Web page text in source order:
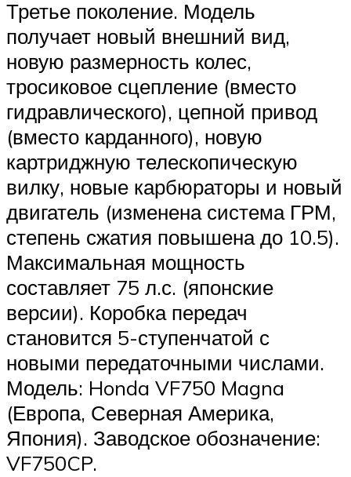
Третье поколение. Модель
получает новый внешний вид,
новую размерность колес,
тросиковое сцепление (вместо
гидравлического), цепной привод
(вместо карданного), новую
картриджную телескопическую
вилку, новые карбюраторы и новый
двигатель (изменена система ГРМ,
степень сжатия повышена до 10.5).
Максимальная мощность
составляет 75 л.с. (японские
версии). Коробка передач
становится 5-ступенчатой с
новыми передаточными числами.
Модель: Honda VF750 Magna
(Европа, Северная Америка,
Япония). Заводское обозначение:
VF750CP.